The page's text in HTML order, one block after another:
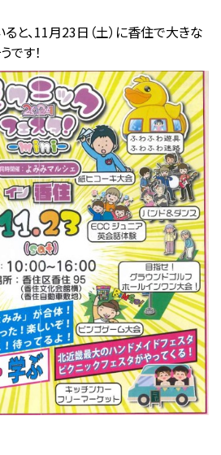
と、11月23日（土）に香住で大きな
です！